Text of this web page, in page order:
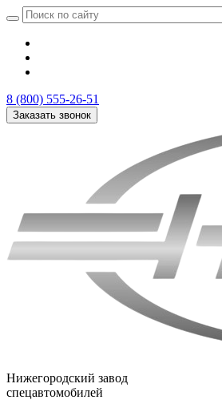
8 (800) 555-26-51
Заказать звонок
Нижегородский завод
спецавтомобилей